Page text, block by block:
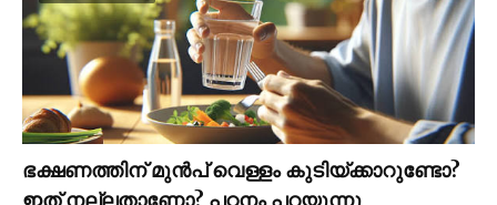
ഭക്ഷണത്തിന് മുന്‍പ് വെള്ളം കുടിയ്ക്കാറുണ്ടോ?
ഇത് നല്ലതാണോ? പഠനം പറയുന്നു